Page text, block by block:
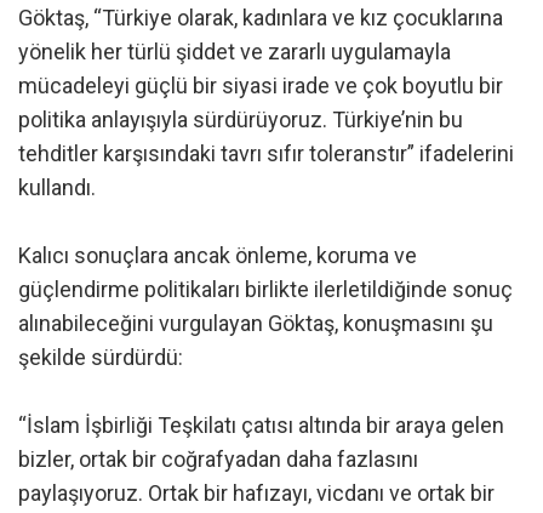
Göktaş, “Türkiye olarak, kadınlara ve kız çocuklarına
yönelik her türlü şiddet ve zararlı uygulamayla
mücadeleyi güçlü bir siyasi irade ve çok boyutlu bir
politika anlayışıyla sürdürüyoruz. Türkiye’nin bu
tehditler karşısındaki tavrı sıfır toleranstır” ifadelerini
kullandı.
Kalıcı sonuçlara ancak önleme, koruma ve
güçlendirme politikaları birlikte ilerletildiğinde sonuç
alınabileceğini vurgulayan Göktaş, konuşmasını şu
şekilde sürdürdü:
“İslam İşbirliği Teşkilatı çatısı altında bir araya gelen
bizler, ortak bir coğrafyadan daha fazlasını
paylaşıyoruz. Ortak bir hafızayı, vicdanı ve ortak bir